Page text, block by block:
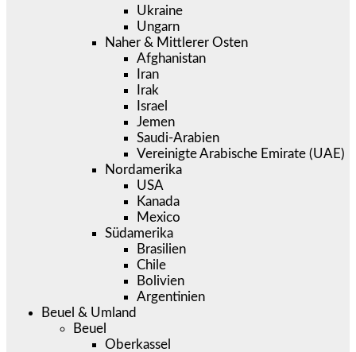
Ukraine
Ungarn
Naher & Mittlerer Osten
Afghanistan
Iran
Irak
Israel
Jemen
Saudi-Arabien
Vereinigte Arabische Emirate (UAE)
Nordamerika
USA
Kanada
Mexico
Südamerika
Brasilien
Chile
Bolivien
Argentinien
Beuel & Umland
Beuel
Oberkassel